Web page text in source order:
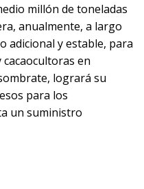
millón de toneladas
anualmente, a largo
adicional y estable, para
en
logrará su
para los
un suministro